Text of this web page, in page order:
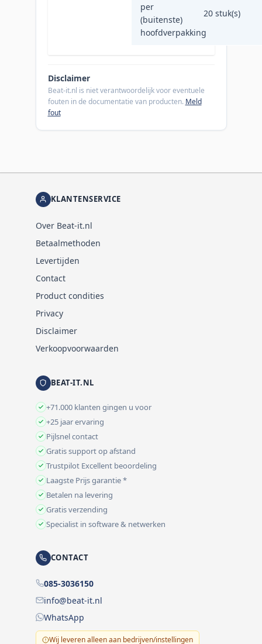
per
(buitenste)
hoofdverpakking
20 stuk(s)
Disclaimer
Beat-it.nl is niet verantwoordelijk voor eventuele
fouten in de documentatie van producten. Meld
fout
KLANTENSERVICE
Over Beat-it.nl
Betaalmethoden
Levertijden
Contact
Product condities
Privacy
Disclaimer
Verkoopvoorwaarden
BEAT-IT.NL
+71.000 klanten gingen u voor
+25 jaar ervaring
Pijlsnel contact
Gratis support op afstand
Trustpilot Excellent beoordeling
Laagste Prijs garantie *
Betalen na levering
Gratis verzending
Specialist in software & netwerken
CONTACT
085-3036150
info@beat-it.nl
WhatsApp
Wij leveren alleen aan bedrijven/instellingen